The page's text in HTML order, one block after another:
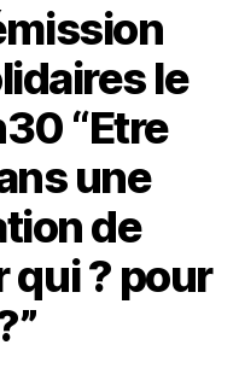
le
“Etre
une
de
qui ? pour